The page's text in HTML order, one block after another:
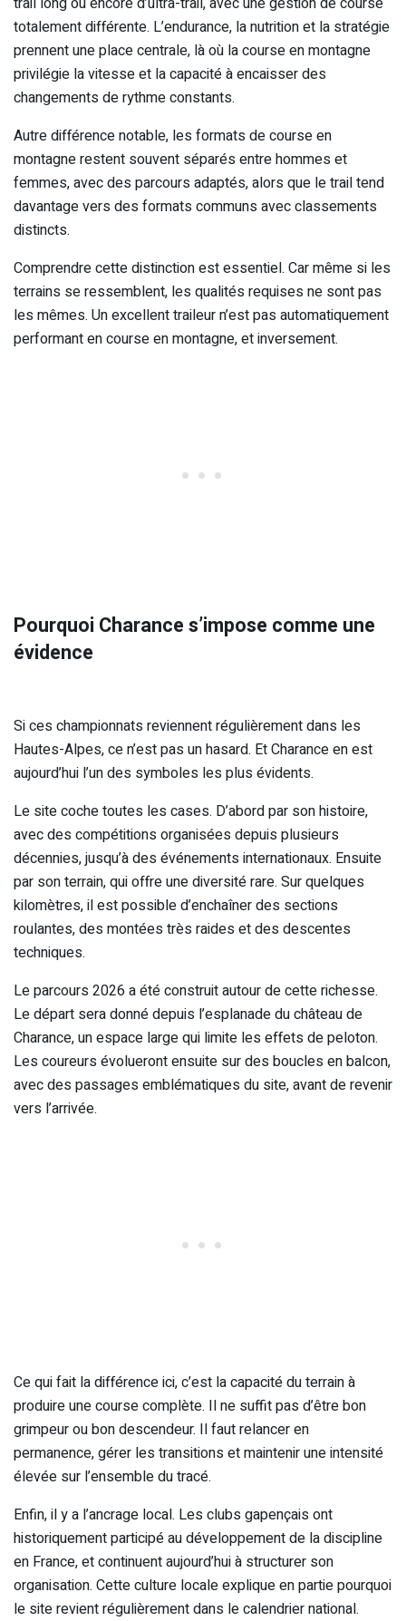
totalement différente. L’endurance, la nutrition et la stratégie
prennent une place centrale, là où la course en montagne
privilégie la vitesse et la capacité à encaisser des
changements de rythme constants.
Autre différence notable, les formats de course en
montagne restent souvent séparés entre hommes et
femmes, avec des parcours adaptés, alors que le trail tend
davantage vers des formats communs avec classements
distincts.
Comprendre cette distinction est essentiel. Car même si les
terrains se ressemblent, les qualités requises ne sont pas
les mêmes. Un excellent traileur n’est pas automatiquement
performant en course en montagne, et inversement.
Pourquoi Charance s’impose comme une
évidence
Si ces championnats reviennent régulièrement dans les
Hautes-Alpes, ce n’est pas un hasard. Et Charance en est
aujourd’hui l’un des symboles les plus évidents.
Le site coche toutes les cases. D’abord par son histoire,
avec des compétitions organisées depuis plusieurs
décennies, jusqu’à des événements internationaux. Ensuite
par son terrain, qui offre une diversité rare. Sur quelques
kilomètres, il est possible d’enchaîner des sections
roulantes, des montées très raides et des descentes
techniques.
Le parcours 2026 a été construit autour de cette richesse.
Le départ sera donné depuis l’esplanade du château de
Charance, un espace large qui limite les effets de peloton.
Les coureurs évolueront ensuite sur des boucles en balcon,
avec des passages emblématiques du site, avant de revenir
vers l’arrivée.
Ce qui fait la différence ici, c’est la capacité du terrain à
produire une course complète. Il ne suffit pas d’être bon
grimpeur ou bon descendeur. Il faut relancer en
permanence, gérer les transitions et maintenir une intensité
élevée sur l’ensemble du tracé.
Enfin, il y a l’ancrage local. Les clubs gapençais ont
historiquement participé au développement de la discipline
en France, et continuent aujourd’hui à structurer son
organisation. Cette culture locale explique en partie pourquoi
le site revient régulièrement dans le calendrier national.